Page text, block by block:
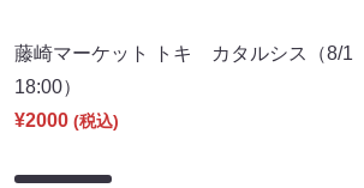
藤崎マーケット トキ カタルシス（8/1
18:00）
¥2000 (税込)